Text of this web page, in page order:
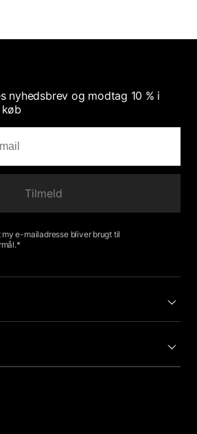
nyhedsbrev og modtag 10 % i
Tilmeld
e-mailadresse bliver brugt til